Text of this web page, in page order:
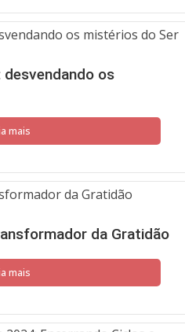
os
mais
da Gratidão
mais